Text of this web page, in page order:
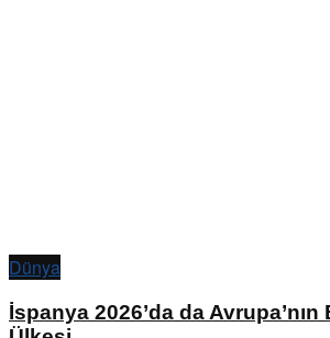
Dünya
İspanya 2026’da da